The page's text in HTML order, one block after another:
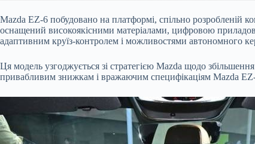
Mazda EZ-6 побудовано на платформі, спільно розробленій
оснащений високоякісними матеріалами, цифровою
адаптивним круїз-контролем і можливостями автономного
Ця модель узгоджується зі стратегією Mazda щодо
привабливим знижкам і вражаючим специфікаціям Mazda